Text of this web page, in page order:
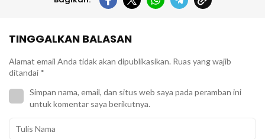
TINGGALKAN BALASAN
Alamat email Anda tidak akan dipublikasikan. Ruas yang wajib
ditandai *
Simpan nama, email, dan situs web saya pada peramban ini
untuk komentar saya berikutnya.